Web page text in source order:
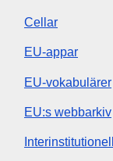
Cellar
EU-appar
EU-vokabulärer
EU:s webbarkiv